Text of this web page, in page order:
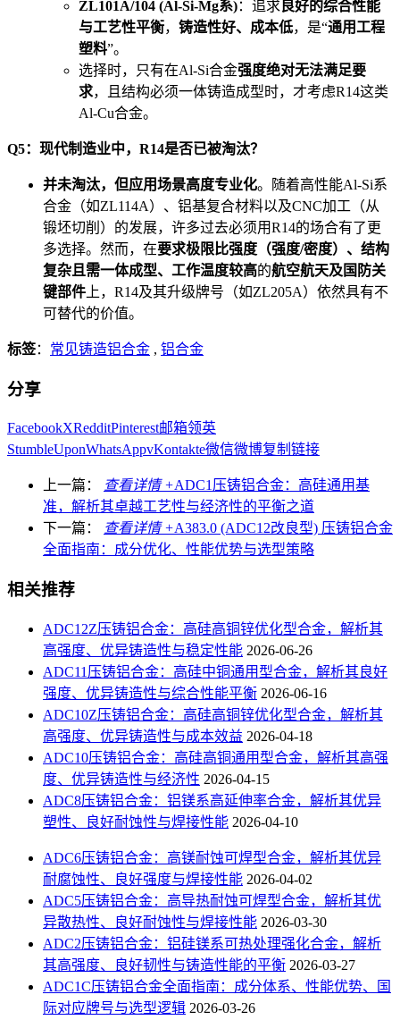
ZL101A/104 (Al-Si-Mg系)：追求 良好的综合性能
与工艺性平衡， 铸造性好、成本低，是“通用工程
塑料”。
选择时，只有在Al-Si合金强度绝对无法满足要
求，且结构必须一体铸造成型时，才考虑R14这类
Al-Cu合金。
Q5：现代制造业中，R14是否已被淘汰？
并未淘汰，但应用场景高度专业化。随着高性能Al-Si系
合金（如ZL114A）、铝基复合材料以及CNC加工（从
锻坯切削）的发展，许多过去必须用R14的场合有了更
多选择。然而，在要求极限比强度（强度/密度）、结构
复杂且需一体成型、工作温度较高的航空航天及国防关
键部件 上，R14及其升级牌号（如ZL205A）依然具有不
可替代的价值。
标签： 常见铸造铝合金 , 铝合金
分享
FacebookXRedditPinterest邮箱领英
StumbleUponWhatsAppvKontakte微信微博复制链接
上一篇： 查看详情 +ADC1压铸铝合金：高硅通用基
准，解析其卓越工艺性与经济性的平衡之道
下一篇：
查看详情 +A383.0 (ADC12改良型) 压铸铝合金
全面指南：成分优化、性能优势与选型策略
相关推荐
ADC12Z压铸铝合金：高硅高铜锌优化型合金，解析其
高强度、优异铸造性与稳定性能 2026-06-26
ADC11压铸铝合金：高硅中铜通用型合金，解析其良好
强度、优异铸造性与综合性能平衡 2026-06-16
ADC10Z压铸铝合金：高硅高铜锌优化型合金，解析其
高强度、优异铸造性与成本效益 2026-04-18
ADC10压铸铝合金：高硅高铜通用型合金，解析其高强
度、优异铸造性与经济性 2026-04-15
ADC8压铸铝合金：铝镁系高延伸率合金，解析其优异
塑性、良好耐蚀性与焊接性能 2026-04-10
ADC6压铸铝合金：高镁耐蚀可焊型合金，解析其优异
耐腐蚀性、良好强度与焊接性能 2026-04-02
ADC5压铸铝合金：高导热耐蚀可焊型合金，解析其优
异散热性、良好耐蚀性与焊接性能 2026-03-30
ADC2压铸铝合金：铝硅镁系可热处理强化合金，解析
其高强度、良好韧性与铸造性能的平衡 2026-03-27
ADC1C压铸铝合金全面指南：成分体系、性能优势、国
际对应牌号与选型逻辑 2026-03-26